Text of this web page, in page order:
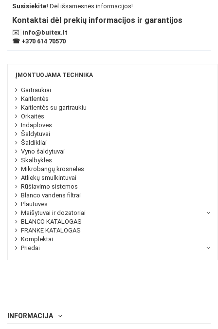
Susisiekite! Dėl išsamesnės informacijos!
Kontaktai dėl prekių informacijos ir garantijos
✉️ info@buitex.lt
☎ +370 614 70570
ĮMONTUOJAMA TECHNIKA
Gartraukiai
Kaitlentės
Kaitlentės su gartraukiu
Orkaitės
Indaplovės
Šaldytuvai
Šaldikliai
Vyno šaldytuvai
Skalbyklės
Mikrobangų krosnelės
Atliekų smulkintuvai
Rūšiavimo sistemos
Blanco vandens filtrai
Plautuvės
Maišytuvai ir dozatoriai
BLANCO KATALOGAS
FRANKE KATALOGAS
Komplektai
Priedai
INFORMACIJA